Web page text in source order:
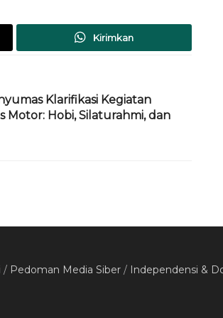
Kirimkan
Klarifikasi Kegiatan
Motor: Hobi, Silaturahmi, dan
/ Pedoman Media Siber / Independensi &